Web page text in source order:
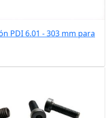
PDI 6.01 - 303 mm para